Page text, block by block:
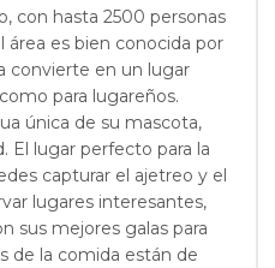
con hasta 2500 personas
área es bien conocida por
convierte en un lugar
para lugareños.
única de su mascota,
El lugar perfecto para la
capturar el ajetreo y el
lugares interesantes,
sus mejores galas para
de la comida están de